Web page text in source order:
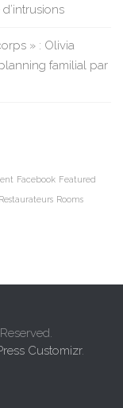
» : Olivia
familial par
Facebook Featured
Restaurateurs Rooms
Customizr.